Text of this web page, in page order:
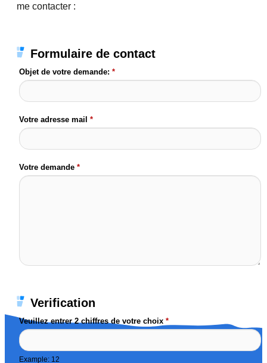
me contacter :
Formulaire de contact
Objet de votre demande: *
Votre adresse mail *
Votre demande *
Verification
Veuillez entrer 2 chiffres de votre choix *
Example: 12